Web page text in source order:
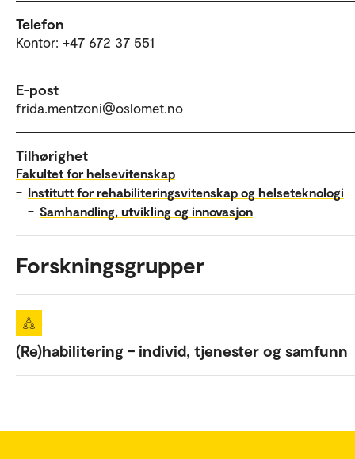
Telefon
Kontor: +47 672 37 551
E-post
frida.mentzoni@oslomet.no
Tilhørighet
Fakultet for helsevitenskap
– Institutt for rehabiliteringsvitenskap og helseteknologi
– Samhandling, utvikling og innovasjon
Forskningsgrupper
(Re)habilitering – individ, tjenester og samfunn